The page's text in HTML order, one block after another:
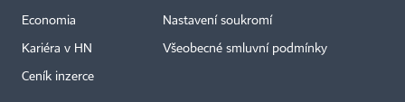
Economia
Kariéra v HN
Ceník inzerce
Nastavení soukromí
Všeobecné smluvní podmínky